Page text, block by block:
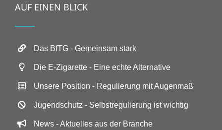
AUF EINEN BLICK
Das BfTG - Gemeinsam stark
Die E-Zigarette - Eine echte Alternative
Unsere Position - Regulierung mit Augenmaß
Jugendschutz - Selbstregulierung ist wichtig
News - Aktuelles aus der Branche